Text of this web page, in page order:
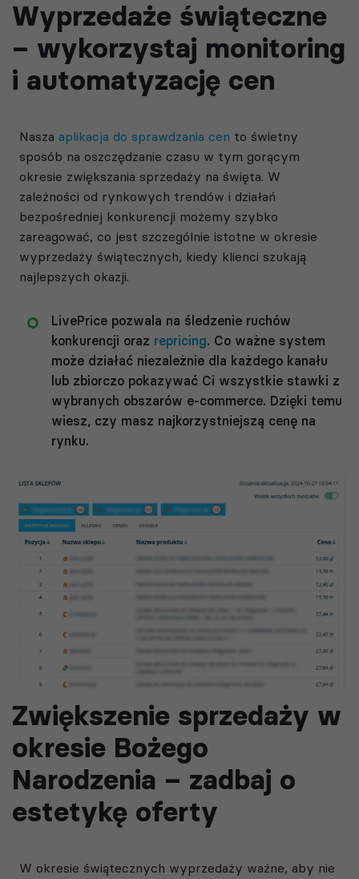
Wyprzedaże świąteczne
– wykorzystaj monitoring
i automatyzację cen
Nasza aplikacja do sprawdzania cen to świetny
sposób na oszczędzanie czasu w tym gorącym
okresie zwiększania sprzedaży na święta. W
zależności od rynkowych trendów i działań
bezpośredniej konkurencji możemy szybko
zareagować, co jest szczególnie istotne w okresie
wyprzedaży świątecznych, kiedy klienci szukają
najlepszych okazji.
LivePrice pozwala na śledzenie ruchów
konkurencji oraz repricing. Co ważne system
może działać niezależnie dla każdego kanału
lub zbiorczo pokazywać Ci wszystkie stawki z
wybranych obszarów e-commerce. Dzięki temu
wiesz, czy masz najkorzystniejszą cenę na
rynku.
Zwiększenie sprzedaży w
okresie Bożego
Narodzenia – zadbaj o
estetykę oferty
W okresie świątecznych wyprzedaży ważne, aby nie